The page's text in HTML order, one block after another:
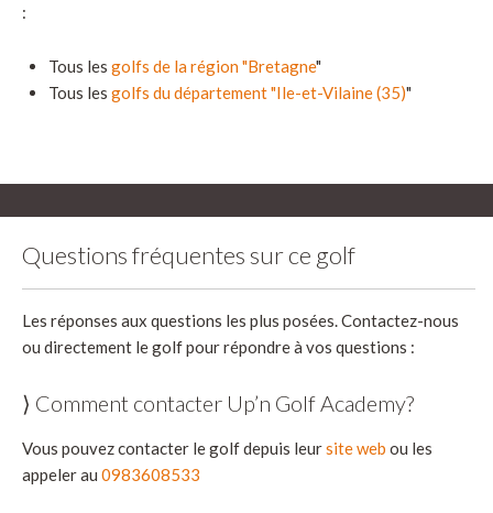
:
Tous les golfs de la région "Bretagne"
Tous les golfs du département "Ile-et-Vilaine (35)"
Questions fréquentes sur ce golf
Les réponses aux questions les plus posées. Contactez-nous
ou directement le golf pour répondre à vos questions :
⟩ Comment contacter Up’n Golf Academy?
Vous pouvez contacter le golf depuis leursite web ou les
appeler au 0983608533